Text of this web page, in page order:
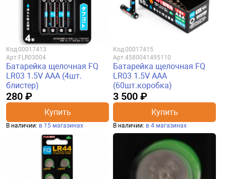
Код00017413
Арт. FLR03004
Батарейка щелочная FQ
LR03 1.5V AAA (4шт.
блистер)
280 ₽
Купить
В наличии: в 15 магазинах
Код00017415
Арт.4580041495110
Батарейка щелочная FQ
LR03 1.5V AAA
(60шт.коробка)
3 500 ₽
Купить
В наличии: в 4 магазинах